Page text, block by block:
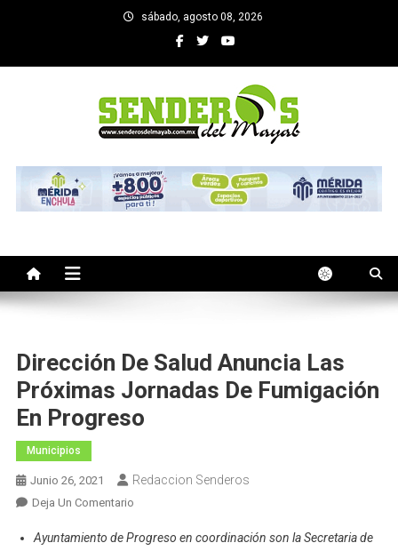
sábado, agosto 08, 2026
SENDEROS DEL MAYAB
Dirección De Salud Anuncia Las
Próximas Jornadas De Fumigación
En Progreso
Municipios
Junio 26, 2021 Redaccion Senderos
Deja Un ComentarioEn
De
Ayuntamiento de Progreso en coordinación son la Secretaria de